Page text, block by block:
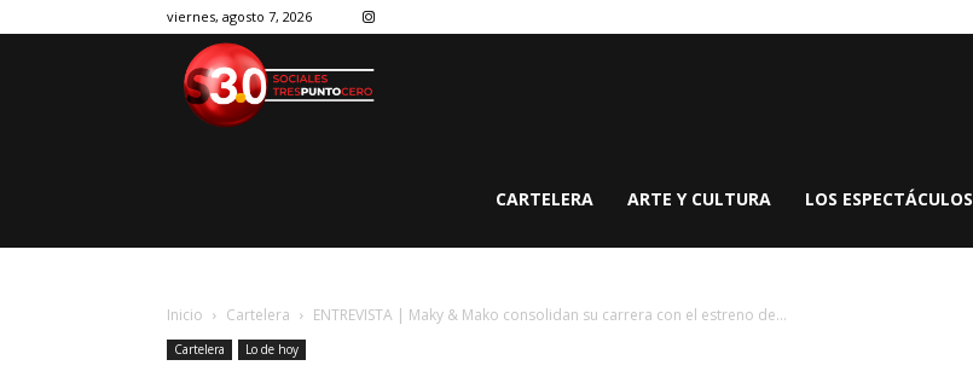
viernes, agosto 7, 2026
CARTELERA ARTE Y CULTURA LOS ESPECTÁCULOS
Inicio Cartelera ENTREVISTA | Maky & Mako consolidan su carrera con el estreno de...
Cartelera Lo de hoy